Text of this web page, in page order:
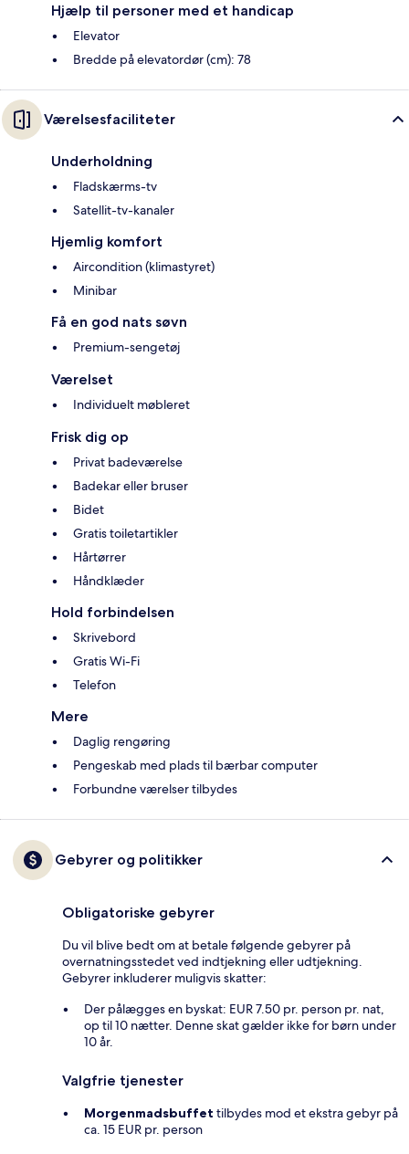
Hjælp til personer med et handicap
Elevator
Bredde på elevatordør (cm): 78
Værelsesfaciliteter
Underholdning
Fladskærms-tv
Satellit-tv-kanaler
Hjemlig komfort
Aircondition (klimastyret)
Minibar
Få en god nats søvn
Premium-sengetøj
Værelset
Individuelt møbleret
Frisk dig op
Privat badeværelse
Badekar eller bruser
Bidet
Gratis toiletartikler
Hårtørrer
Håndklæder
Hold forbindelsen
Skrivebord
Gratis Wi-Fi
Telefon
Mere
Daglig rengøring
Pengeskab med plads til bærbar computer
Forbundne værelser tilbydes
Gebyrer og politikker
Obligatoriske gebyrer
Du vil blive bedt om at betale følgende gebyrer på
overnatningsstedet ved indtjekning eller udtjekning.
Gebyrer inkluderer muligvis skatter:
Der pålægges en byskat: EUR 7.50 pr. person pr. nat,
op til 10 nætter. Denne skat gælder ikke for børn under
10 år.
Valgfrie tjenester
Morgenmadsbuffet tilbydes mod et ekstra gebyr på
ca. 15 EUR pr. person